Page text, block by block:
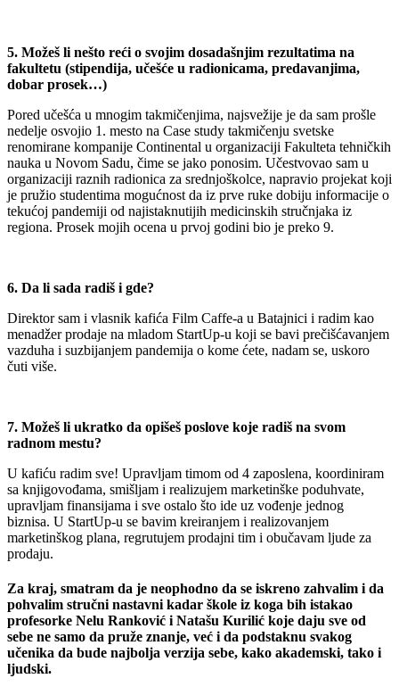
5. Možeš li nešto reći o svojim dosadašnjim rezultatima na
fakultetu (stipendija, učešće u radionicama, predavanjima,
dobar prosek…)
Pored učešća u mnogim takmičenjima, najsvežije je da sam prošle
nedelje osvojio 1. mesto na Case study takmičenju svetske
renomirane kompanije Continental u organizaciji Fakulteta tehničkih
nauka u Novom Sadu, čime se jako ponosim. Učestvovao sam u
organizaciji raznih radionica za srednjoškolce, napravio projekat koji
je pružio studentima mogućnost da iz prve ruke dobiju informacije o
tekućoj pandemiji od najistaknutijih medicinskih stručnjaka iz
regiona. Prosek mojih ocena u prvoj godini bio je preko 9.
6. Da li sada radiš i gde?
Direktor sam i vlasnik kafića Film Caffe-a u Batajnici i radim kao
menadžer prodaje na mladom StartUp-u koji se bavi prečišćavanjem
vazduha i suzbijanjem pandemija o kome ćete, nadam se, uskoro
čuti više.
7. Možeš li ukratko da opišeš poslove koje radiš na svom
radnom mestu?
U kafiću radim sve! Upravljam timom od 4 zaposlena, koordiniram
sa knjigovođama, smišljam i realizujem marketinške poduhvate,
upravljam finansijama i sve ostalo što ide uz vođenje jednog
biznisa. U StartUp-u se bavim kreiranjem i realizovanjem
marketinškog plana, regrutujem prodajni tim i obučavam ljude za
prodaju.
Za kraj, smatram da je neophodno da se iskreno zahvalim i da
pohvalim stručni nastavni kadar škole iz koga bih istakao
profesorke Nelu Ranković i Natašu Kurilić koje daju sve od
sebe ne samo da pruže znanje, već i da podstaknu svakog
učenika da bude najbolja verzija sebe, kako akademski, tako i
ljudski.